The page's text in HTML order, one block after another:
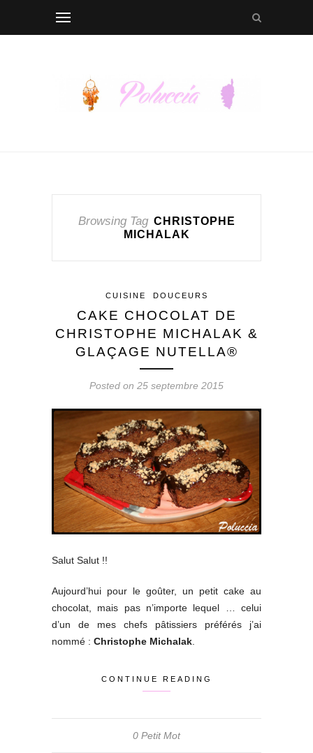
Browsing Tag CHRISTOPHE
MICHALAK
CUISINE DOUCEURS
CAKE CHOCOLAT DE
CHRISTOPHE MICHALAK &
GLAÇAGE NUTELLA®
Posted on 25 septembre 2015
Salut Salut !!
Aujourd’hui pour le goûter, un petit cake au
chocolat, mais pas n’importe lequel … celui
d’un de mes chefs pâtissiers préférés j’ai
nommé : Christophe Michalak
CONTINUE READING
0 Petit Mot